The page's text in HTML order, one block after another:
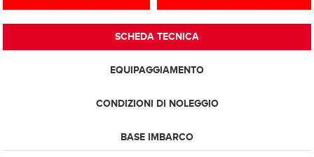
SCHEDA TECNICA
EQUIPAGGIAMENTO
CONDIZIONI DI NOLEGGIO
BASE IMBARCO